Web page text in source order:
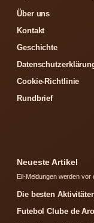
Über uns
Kontakt
Geschichte
Cookie-Richtlinie
Rundbrief
Neueste Artikel
Eil-Meldungen werden vor
Die besten
Futebol Clube de